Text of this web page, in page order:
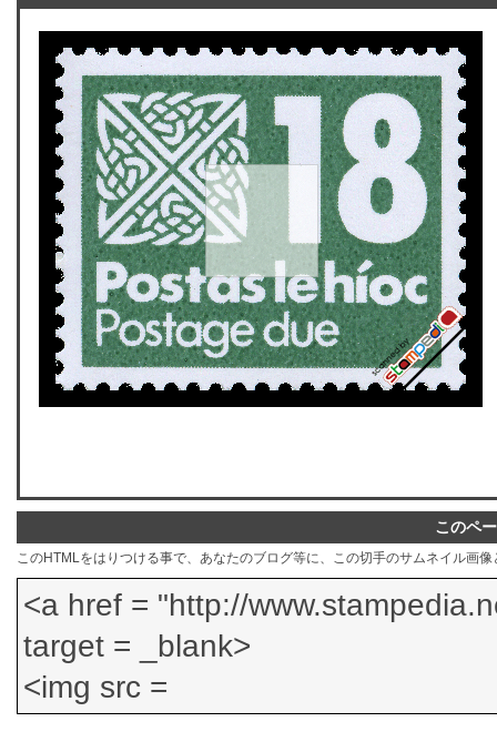
このペ
このHTMLをはりつける事で、あなたのブログ等に、この切手のサムネイル画